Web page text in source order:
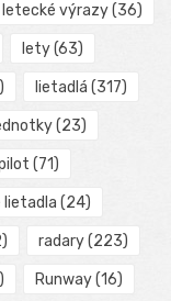
letecké výrazy(36)
lety(63)
lietadlá (317)
(23)
(71)
lietadla (24)
radary(223)
Runway(16)